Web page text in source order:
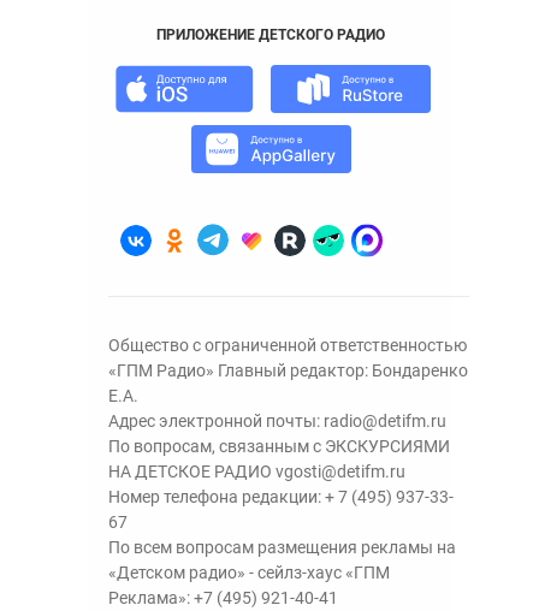
ПРИЛОЖЕНИЕ ДЕТСКОГО РАДИО
Общество с ограниченной ответственностью
«ГПМ Радио» Главный редактор: Бондаренко
Е.А.
Адрес электронной почты: radio@detifm.ru
По вопросам, связанным с ЭКСКУРСИЯМИ
НА ДЕТСКОЕ РАДИО vgosti@detifm.ru
Номер телефона редакции:+ 7 (495) 937-33-
67
По всем вопросам размещения рекламы на
«Детском радио» - сейлз-хаус «ГПМ
Реклама»:+7 (495) 921-40-41